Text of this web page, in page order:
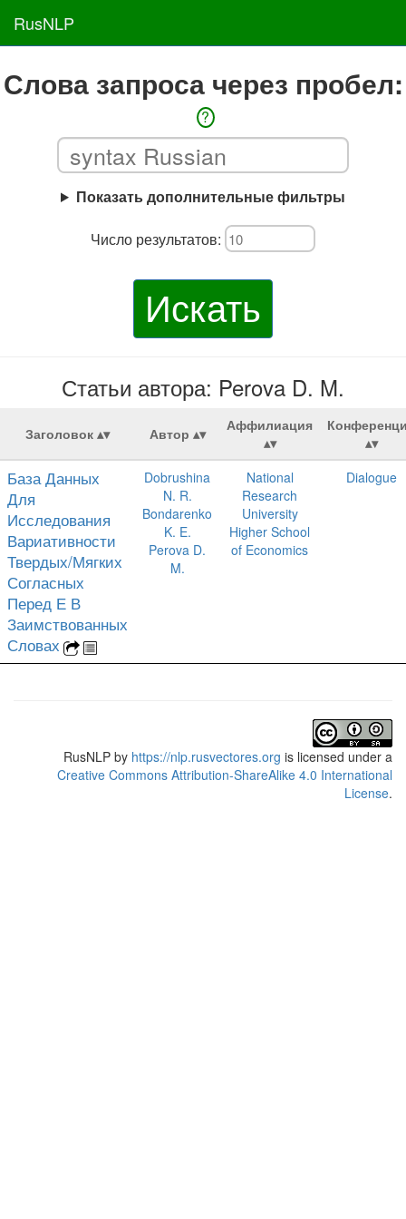
RusNLP
Слова запроса через пробел:
?
Показать дополнительные фильтры
Число результатов:
Искать
Статьи автора: Perova D. M.
Заголовок Автор Аффилиация
База Данных
Для
Исследования
Вариативности
Твердых/Мягких
Согласных
Перед Е В
Заимствованных
Словах
Dobrushina
N. R.
Bondarenko
K. E.
Perova D.
M.
National
Research
University
Higher School
of Economics
Dialogue
RusNLP by https://nlp.rusvectores.org is licensed under a
Creative Commons Attribution-ShareAlike 4.0 International
License.